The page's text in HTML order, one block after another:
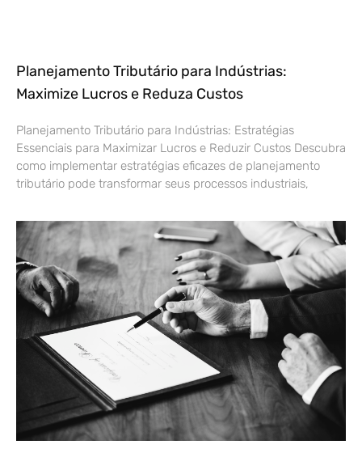
Planejamento Tributário para Indústrias:
Maximize Lucros e Reduza Custos
Planejamento Tributário para Indústrias: Estratégias
Essenciais para Maximizar Lucros e Reduzir Custos Descubra
como implementar estratégias eficazes de planejamento
tributário pode transformar seus processos industriais,